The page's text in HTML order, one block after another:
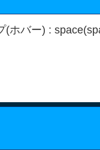
(ホバー) :